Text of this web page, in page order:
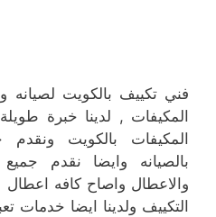
فني تكييف بالكويت لصيانه
المكيفات , لدينا خبرة
المكيفات بالكويت ونقدم
بالصيانه وايضا نقدم
والاعطال واصاح كافه
التكييف ولدينا ايضا خدمات